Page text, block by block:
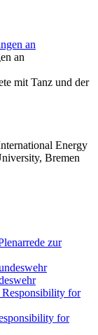
an
mit Tanz und der
Energy
Bremen
zur
for